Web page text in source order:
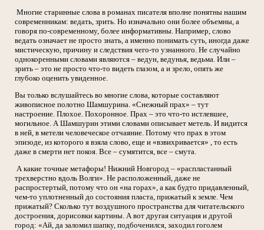
Многие старинные слова в романах писателя вполне понятны нашим
современникам: ведать, зрить. Но изначально они более объемны, а
говоря по-современному, более информативны. Например, слово
ведать означает не просто знать, а именно понимать суть, иногда даже
мистическую, причину и следствия чего-то узнанного. Не случайно
однокоренными словами являются – ведун, ведунья, ведьма. Или –
зрить – это не просто что-то видеть глазом, а и зрело, опять же
глубоко оценить увиденное.
Вы только вслушайтесь во многие слова, которые составляют
живописное полотно Шамшурина. «Снежный прах» – тут
настроение. Плохое. Похоронное. Прах – это что-то истлевшее,
могильное. А Шамшурин этими словами описывает метель. И видится
в ней, в метели человеческое отчаяние. Потому что прах в этом
эпизоде, из которого я взяла слово, еще и «взвихривается» , то есть
даже в смерти нет покоя. Все – сумятится, все – смута.
А какие точные метафоры! Нижний Новгород – «распластанный
трехверстно вдоль Волги». Не расположенный, даже не
распростертый, потому что он «на горах», а как будто придавленный,
чем-то уплотненный до состояния пласта, прижатый к земле. Чем
прижатый? Сколько тут воздушного пространства для читательского
достроения, дорисовки картины. А вот другая ситуация и другой
город: «Ай, да заломил шапку, подбоченился, заходил гоголем